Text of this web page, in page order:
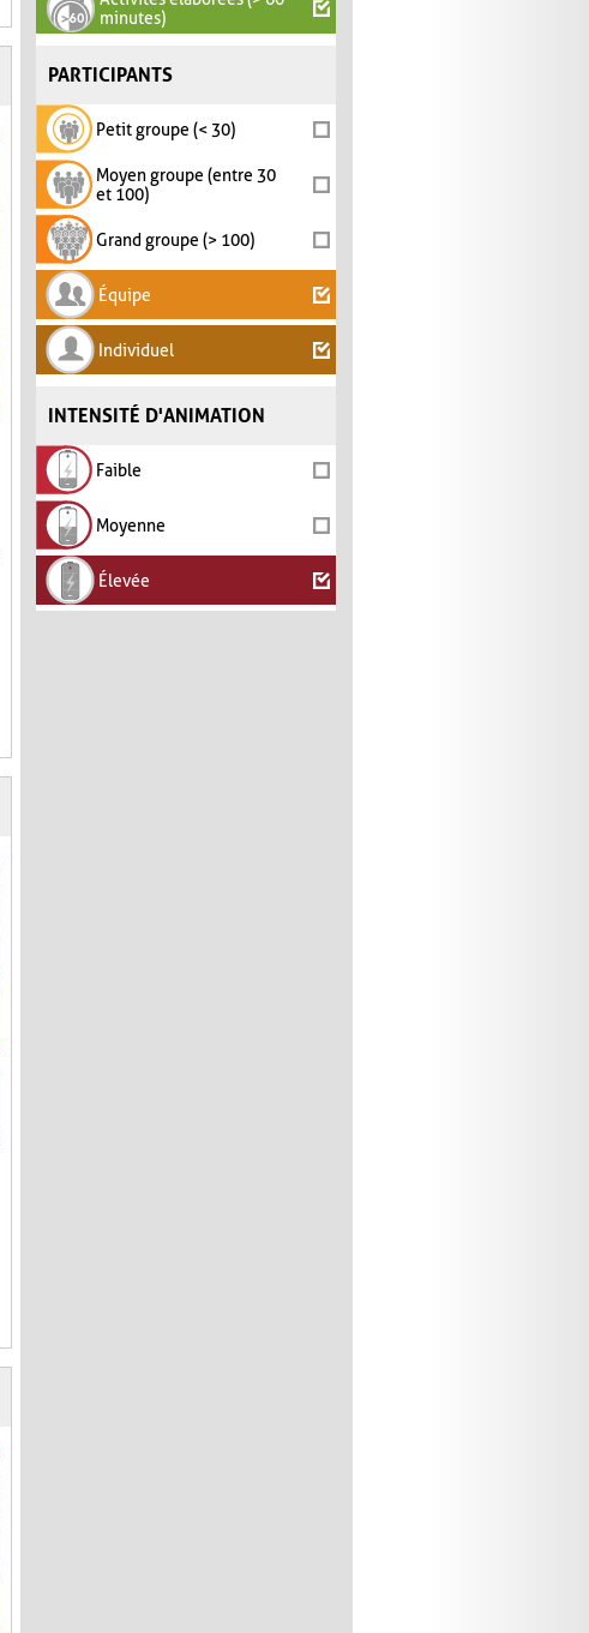
minutes)
PARTICIPANTS
Petit groupe (< 30)
Moyen groupe (entre 30
et 100)
Grand groupe (> 100)
Équipe
Individuel
INTENSITÉ D'ANIMATION
Faible
Moyenne
Élevée